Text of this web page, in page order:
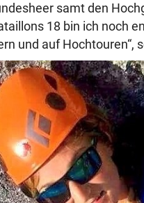
samt den
18 bin ich noch
und auf Hochtouren“,